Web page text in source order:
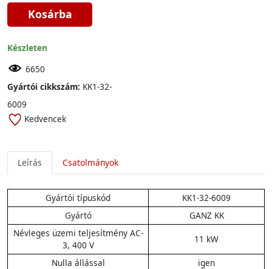
Kosárba
Készleten
6650
Gyártói cikkszám: KK1-32-
6009
Kedvencek
Leírás Csatolmányok
Gyártói típuskód
KK1-32-6009
Gyártó
GANZ KK
Névleges üzemi teljesítmény AC-
3, 400 V
11 kW
Nulla állással igen